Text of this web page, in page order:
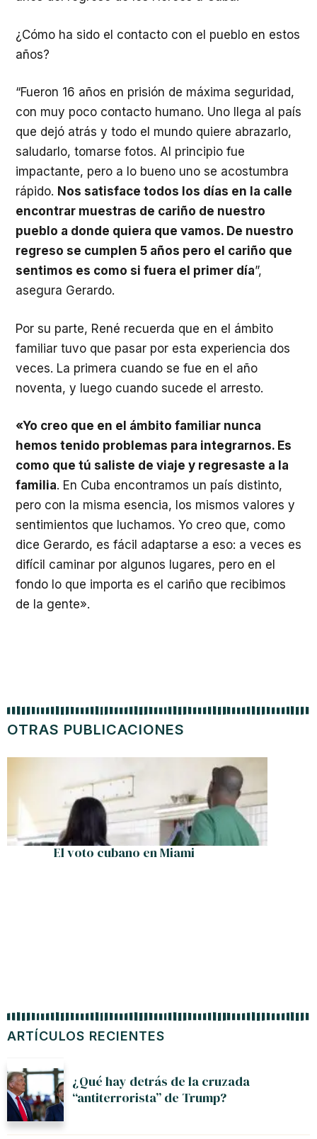
¿Cómo ha sido el contacto con el pueblo en estos
años?
“Fueron 16 años en prisión de máxima seguridad,
con muy poco contacto humano. Uno llega al país
que dejó atrás y todo el mundo quiere abrazarlo,
saludarlo, tomarse fotos. Al principio fue
impactante, pero a lo bueno uno se acostumbra
rápido. Nos satisface todos los días en la calle
encontrar muestras de cariño de nuestro
pueblo a donde quiera que vamos. De nuestro
regreso se cumplen 5 años pero el cariño que
sentimos es como si fuera el primer día”,
asegura Gerardo.
Por su parte, René recuerda que en el ámbito
familiar tuvo que pasar por esta experiencia dos
veces. La primera cuando se fue en el año
noventa, y luego cuando sucede el arresto.
«Yo creo que en el ámbito familiar nunca
hemos tenido problemas para integrarnos. Es
como que tú saliste de viaje y regresaste a la
familia. En Cuba encontramos un país distinto,
pero con la misma esencia, los mismos valores y
sentimientos que luchamos. Yo creo que, como
dice Gerardo, es fácil adaptarse a eso: a veces es
difícil caminar por algunos lugares, pero en el
fondo lo que importa es el cariño que recibimos
de la gente».
ARTÍCULOS RECIENTES
¿Qué hay detrás de la cruzada
“antiterrorista” de Trump?
OTRAS PUBLICACIONES
El voto cubano en Miami